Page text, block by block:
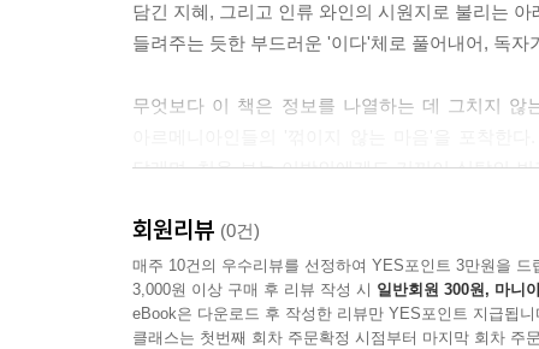
담긴 지혜, 그리고 인류 와인의 시원지로 불리는
들려주는 듯한 부드러운 '이다'체로 풀어내어, 독
무엇보다 이 책은 정보를 나열하는 데 그치지 않
달래며, 처음 보는 이방인에게도 기꺼이 식탁의
여행을 준비하는 이들에게는 현지인의 마음을 여
탐험의 기회가 될 것이다. 이 책을 덮고 나면, 지
잡게 될 것이다. 이제, 가장 오래된 미래를 간직한
회원리뷰 (0건)
매주 10건의 우수리뷰를 선정하여 YES포인트 3만원을 드
3,000원 이상 구매 후 리뷰 작성 시 일반회원 300원, 마니
eBook은 다운로드 후 작성한 리뷰만 YES포인트 지급됩니
클래스는 첫번째 회차 주문확정 시점부터 마지막 회차 주